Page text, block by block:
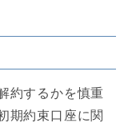
約するかを慎重
期約束口座に関